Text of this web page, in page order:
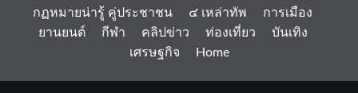
กฏหมายน่ารู้ คู่ประชาชน
๔ เหล่าทัพ
การเมือง
ยานยนต์
กีฬา คลิปข่าว ท่องเที่ยว
บันเทิง
เศรษฐกิจ
Home